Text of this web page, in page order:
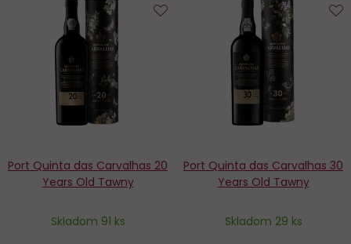
Port Quinta das Carvalhas 20
Years Old Tawny
Skladom 91 ks
obľúbených
Port Quinta das Carvalhas 30
Years Old Tawny
Skladom 29 ks